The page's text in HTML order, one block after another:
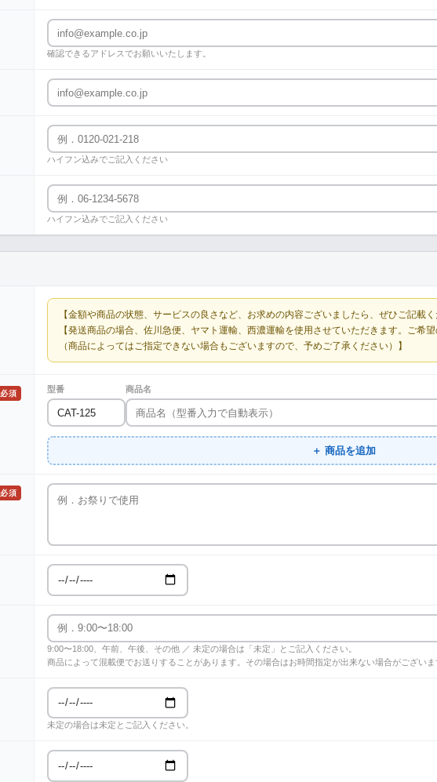
確認できるアドレスでお願いいたします。
ハイフン込みでご記入ください
ハイフン込みでご記入ください
【金額や商品の状態、サービスの良さなど、お求めの内容ございましたら、ぜひご記載
【発送商品の場合、佐川急便、ヤマト運輸、西濃運輸を使用させていただきます。ご希
（商品によってはご指定できない場合もございますので、予めご了承ください）】
必須 型番 商品名
＋ 商品を追加
必須
9:00〜18:00、午前、午後、その他 ／ 未定の場合は「未定」とご記入ください。
商品によって混載便でお送りすることがあります。その場合はお時間指定が出来ない場合がございま
未定の場合は未定とご記入ください。